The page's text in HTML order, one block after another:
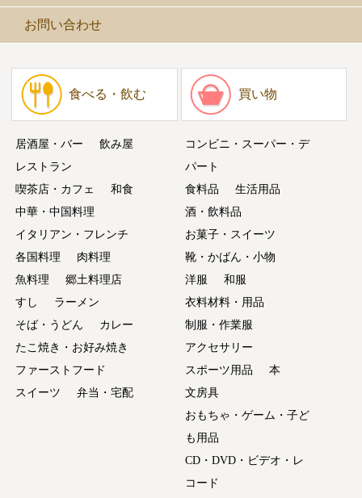
お問い合わせ
食べる・飲む
居酒屋・バー
飲み屋
レストラン
喫茶店・カフェ
和食
中華・中国料理
イタリアン・フレンチ
各国料理
肉料理
魚料理
郷土料理店
すし
ラーメン
そば・うどん
カレー
たこ焼き・お好み焼き
ファーストフード
スイーツ
弁当・宅配
買い物
コンビニ・スーパー・デ
パート
食料品
生活用品
酒・飲料品
お菓子・スイーツ
靴・かばん・小物
洋服
和服
衣料材料・用品
制服・作業服
アクセサリー
スポーツ用品
本
文房具
おもちゃ・ゲーム・子ど
も用品
CD・DVD・ビデオ・レ
コード